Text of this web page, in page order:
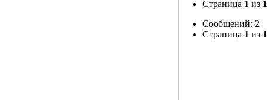
Страница 1 из 1
Сообщений: 2
Страница 1 из 1